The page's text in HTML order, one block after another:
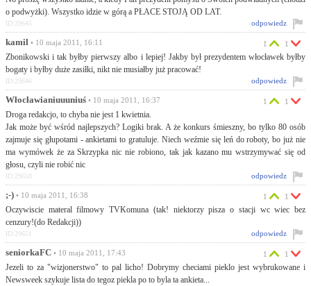
o podwyżki). Wszystko idzie w górą a PŁACE STOJĄ OD LAT.
odpowiedz
ID:29645
kamil • 10 maja 2011, 16:11
Zbonikowski i tak byłby pierwszy albo i lepiej! Jakby był prezydentem włocławek byłby
bogaty i byłby duże zasiłki, nikt nie musiałby już pracować!
1 1
odpowiedz
ID:29646
Włocławianiuuuniuś • 10 maja 2011, 16:37
Droga redakcjo, to chyba nie jest 1 kwietnia.
Jak może być wśród najlepszych? Logiki brak. A że konkurs śmieszny, bo tylko 80 osób
zajmuje się głupotami - ankietami to gratuluje. Niech weźmie się leń do roboty, bo już nie
ma wymówek że za Skrzypka nic nie robiono, tak jak kazano mu wstrzymywać się od
głosu, czyli nie robić nic
1 1
odpowiedz
ID:29650
;-) • 10 maja 2011, 16:38
Oczywiscie materal filmowy TVKomuna (tak! niektorzy pisza o stacji wc wiec bez
cenzury!(do Redakcji))
1 1
odpowiedz
ID:29651
seniorkaFC • 10 maja 2011, 17:43
Jezeli to za "wizjonerstwo" to pal licho! Dobrymy checiami pieklo jest wybrukowane i
Newsweek szykuje lista do tegoz piekla po to byla ta ankieta...
1 1